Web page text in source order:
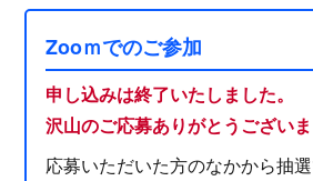
Zooｍでのご参加
申し込みは終了いたしました。
沢山のご応募ありがとうございま
応募いただいた方のなかから抽